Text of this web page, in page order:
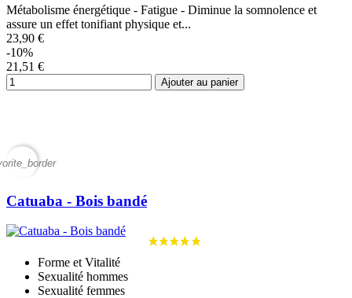
Métabolisme énergétique - Fatigue - Diminue la somnolence et
assure un effet tonifiant physique et...
23,90 €
-10%
21,51 €
Ajouter au panier
Catuaba - Bois bandé
Forme et Vitalité
Sexualité hommes
Sexualité femmes